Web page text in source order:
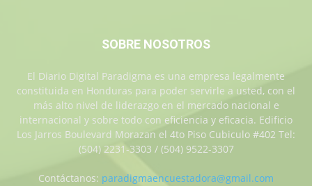
SOBRE NOSOTROS
El Diario Digital Paradigma es una empresa legalmente
constituida en Honduras para poder servirle a usted, con el
más alto nivel de liderazgo en el mercado nacional e
internacional y sobre todo con eficiencia y eficacia. Edificio
Los Jarros Boulevard Morazan el 4to Piso Cubiculo #402 Tel:
(504) 2231-3303 / (504) 9522-3307
Contáctanos: paradigmaencuestadora@gmail.com